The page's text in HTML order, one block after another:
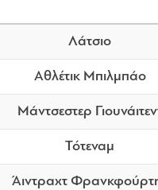
Λάτσιο
Αθλέτικ Μπιλμπάο
Μάντσεστερ
Τότεναμ
Άιντραχτ